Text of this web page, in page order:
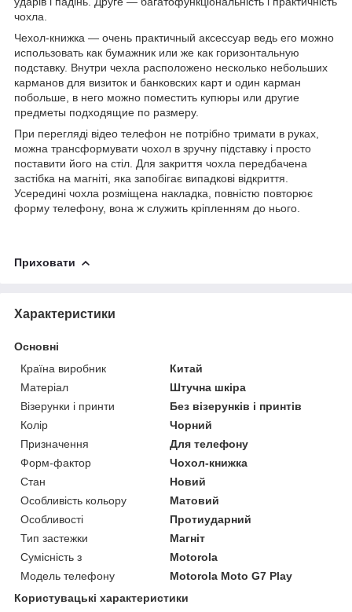
чохла.
Чехол-книжка ― очень практичный аксессуар ведь его можно
использовать как бумажник или же как горизонтальную
подставку. Внутри чехла расположено несколько небольших
карманов для визиток и банковских карт и один карман
побольше, в него можно поместить купюры или другие
предметы подходящие по размеру.
При перегляді відео телефон не потрібно тримати в руках,
можна трансформувати чохол в зручну підставку і просто
поставити його на стіл. Для закриття чохла передбачена
застібка на магніті, яка запобігає випадкові відкриття.
Усередині чохла розміщена накладка, повністю повторює
форму телефону, вона ж служить кріпленням до нього.
Приховати
Характеристики
Основні
Країна виробник
Китай
Матеріал
Штучна шкіра
Візерунки і принти
Без візерунків і принтів
Колір
Чорний
Призначення
Для телефону
Форм-фактор
Чохол-книжка
Стан
Новий
Особливість кольору
Матовий
Особливості
Протиударний
Тип застежки
Магніт
Сумісність з
Motorola
Модель телефону
Motorola Moto G7 Play
Користувацькi характеристики